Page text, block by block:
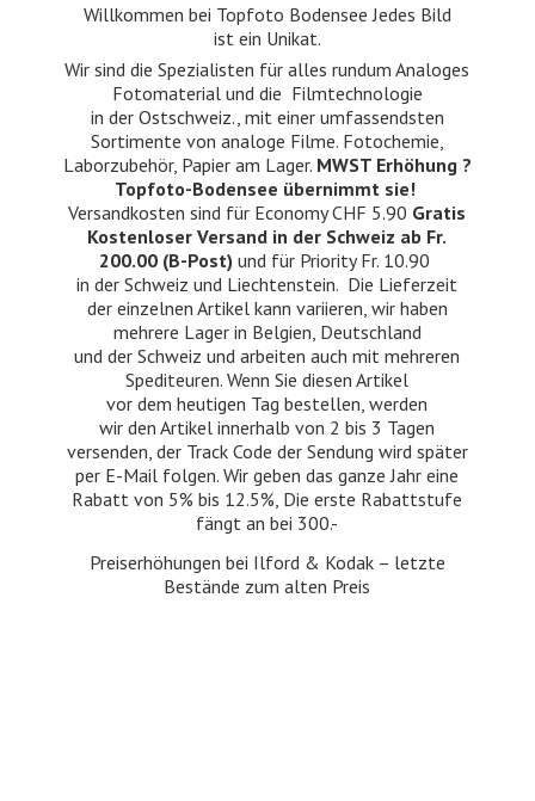
Willkommen bei Topfoto Bodensee Jedes Bild
ist ein Unikat.
Wir sind die Spezialisten für alles rundum Analoges
Fotomaterial und die Filmtechnologie
in der Ostschweiz., mit einer umfassendsten
Sortimente von analoge Filme. Fotochemie,
Laborzubehör, Papier am Lager. MWST Erhöhung ?
Topfoto-Bodensee übernimmt sie!
Versandkosten sind für Economy CHF 5.90 Gratis
Kostenloser Versand in der Schweiz ab Fr.
200.00 (B-Post) und für Priority Fr. 10.90
in der Schweiz und Liechtenstein. Die Lieferzeit
der einzelnen Artikel kann variieren, wir haben
mehrere Lager in Belgien, Deutschland
und der Schweiz und arbeiten auch mit mehreren
Spediteuren. Wenn Sie diesen Artikel
vor dem heutigen Tag bestellen, werden
wir den Artikel innerhalb von 2 bis 3 Tagen
versenden, der Track Code der Sendung wird später
per E-Mail folgen. Wir geben das ganze Jahr eine
Rabatt von 5% bis 12.5%, Die erste Rabattstufe
fängt an bei 300.-
Preiserhöhungen bei Ilford & Kodak – letzte
Bestände zumalten Preis